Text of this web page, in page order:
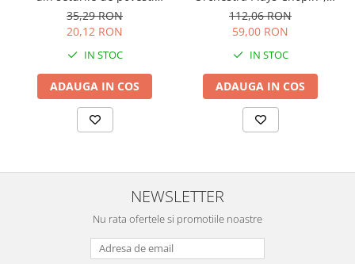
Usborne
35,29 RON
20,12 RON
IN STOC
ADAUGA IN COS
cartonata, Usborne
112,06 RON
59,00 RON
IN STOC
ADAUGA IN COS
NEWSLETTER
Nu rata ofertele si promotiile noastre